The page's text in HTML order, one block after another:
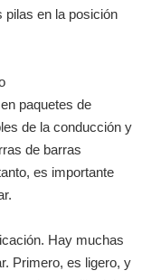
pilas en la posición
paquetes de
de la conducción y
de barras
es importante
Hay muchas
Primero, es ligero, y